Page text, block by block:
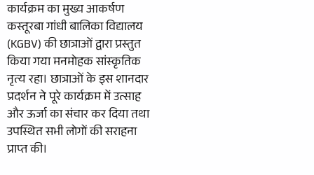
कार्यक्रम का मुख्य आकर्षण
कस्तूरबा गांधी बालिका विद्यालय
(KGBV) की छात्राओं द्वारा प्रस्तुत
किया गया मनमोहक सांस्कृतिक
नृत्य रहा। छात्राओं के इस शानदार
प्रदर्शन ने पूरे कार्यक्रम में उत्साह
और ऊर्जा का संचार कर दिया तथा
उपस्थित सभी लोगों की सराहना
प्राप्त की।